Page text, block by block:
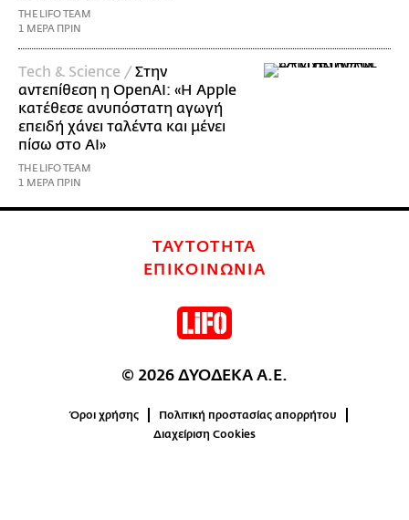
THE LIFO TEAM
1 ΜΕΡΑ ΠΡΙΝ
Τech & Science /Στην
αντεπίθεση η OpenAI: «Η Apple
κατέθεσε ανυπόστατη αγωγή
επειδή χάνει ταλέντα και μένει
πίσω στο AI»
THE LIFO TEAM
1 ΜΕΡΑ ΠΡΙΝ
ΤΑΥΤΟΤΗΤΑ
ΕΠΙΚΟΙΝΩΝΙΑ
© 2026 ΔΥΟΔΕΚΑ Α.Ε.
Όροι χρήσης
Πολιτική προστασίας απορρήτου
Διαχείριση Cookies